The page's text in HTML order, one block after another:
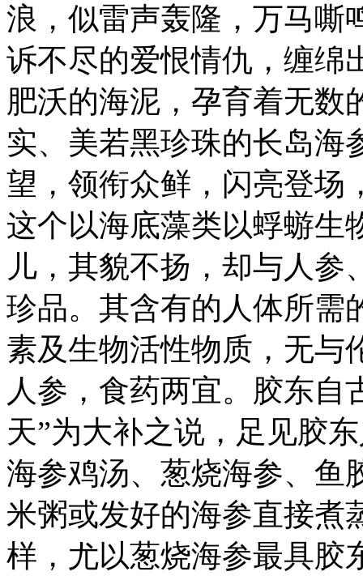
浪，似雷声轰隆，万马嘶
诉不尽的爱恨情仇，缠绵
肥沃的海泥，孕育着无数
实、美若黑珍珠的长岛海
望，领衔众鲜，闪亮登场
这个以海底藻类以蜉蝣生
儿，其貌不扬，却与人参
珍品。其含有的人体所需
素及生物活性物质，无与
人参，食药两宜。胶东自
天”为大补之说，足见胶
海参鸡汤、葱烧海参、鱼
米粥或发好的海参直接煮
样，尤以葱烧海参最具胶